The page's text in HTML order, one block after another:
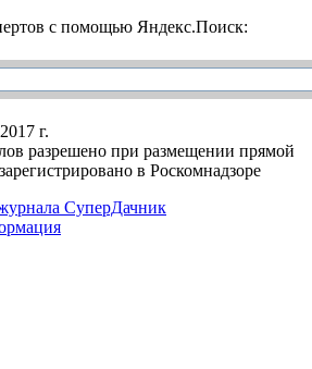
с помощью Яндекс.Поиск:
г.
разрешено при размещении прямой
в Роскомнадзоре
СуперДачник